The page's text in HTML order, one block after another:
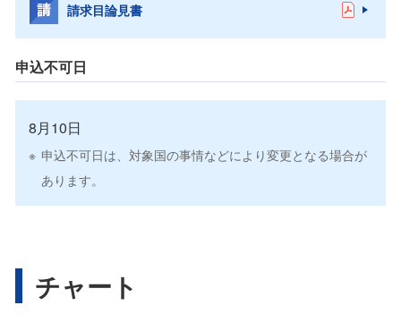
請求目論見書
申込不可日
8月10日
申込不可日は、対象国の事情などにより変更となる場合が
あります。
チャート